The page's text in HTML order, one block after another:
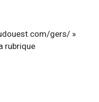
gers/ »
rubrique